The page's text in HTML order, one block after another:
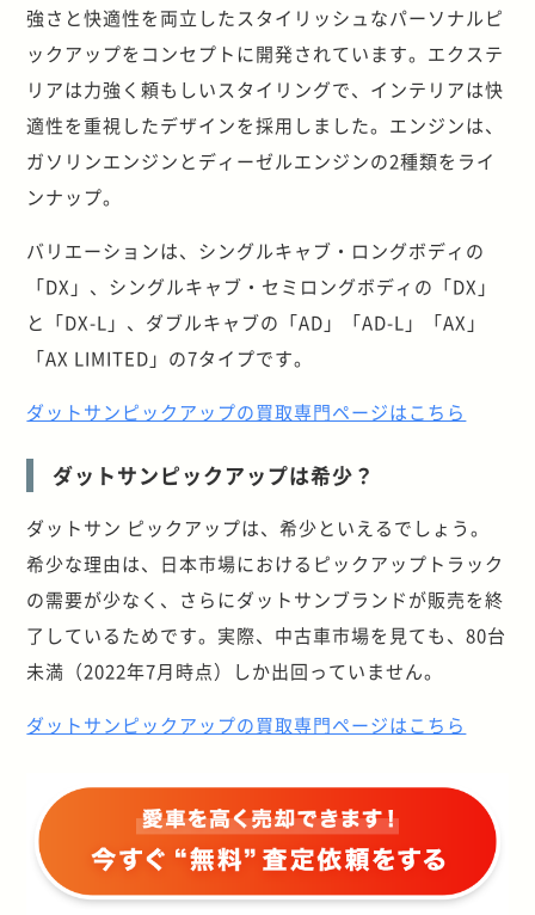
強さと快適性を両立したスタイリッシュなパーソナルピ
ックアップをコンセプトに開発されています。エクステ
リアは力強く頼もしいスタイリングで、インテリアは快
適性を重視したデザインを採用しました。エンジンは、
ガソリンエンジンとディーゼルエンジンの2種類をライ
ンナップ。
バリエーションは、シングルキャブ・ロングボディの
「DX」、シングルキャブ・セミロングボディの「DX」
と「DX-L」、ダブルキャブの「AD」「AD-L」「AX」
「AX LIMITED」の7タイプです。
ダットサンピックアップの買取専門ページはこちら
ダットサンピックアップは希少？
ダットサン ピックアップは、希少といえるでしょう。
希少な理由は、日本市場におけるピックアップトラック
の需要が少なく、さらにダットサンブランドが販売を終
了しているためです。実際、中古車市場を見ても、80台
未満（2022年7月時点）しか出回っていません。
ダットサンピックアップの買取専門ページはこちら